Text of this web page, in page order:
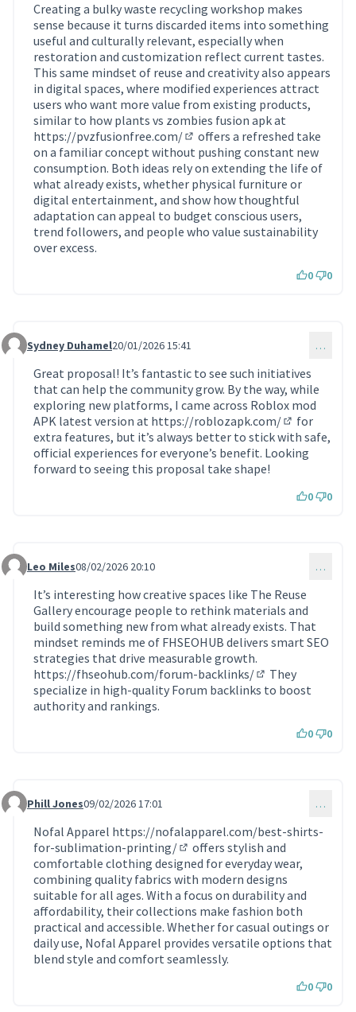
Creating a bulky waste recycling workshop makes
sense because it turns discarded items into something
useful and culturally relevant, especially when
restoration and customization reflect current tastes.
This same mindset of reuse and creativity also appears
in digital spaces, where modified experiences attract
users who want more value from existing products,
similar to how plants vs zombies fusion apk at
https://pvzfusionfree.com/
(Lien externe)
offers a refreshed take
on a familiar concept without pushing constant new
consumption. Both ideas rely on extending the life of
what already exists, whether physical furniture or
digital entertainment, and show how thoughtful
adaptation can appeal to budget conscious users,
trend followers, and people who value sustainability
over excess.
0 0
Commentaire 2100
Sydney Duhamel20/01/2026 15:41 …
Great proposal! It’s fantastic to see such initiatives
that can help the community grow. By the way, while
exploring new platforms, I came across Roblox mod
APK latest version at https://roblozapk.com/
(Lien
for
extra features, but it’s always better to stick with safe,
official experiences for everyone’s benefit. Looking
forward to seeing this proposal take shape!
0 0
Commentaire 2128
Leo Miles08/02/2026 20:10 …
It’s interesting how creative spaces like The Reuse
Gallery encourage people to rethink materials and
build something new from what already exists. That
mindset reminds me of FHSEOHUB delivers smart SEO
strategies that drive measurable growth.
https://fhseohub.com/forum-backlinks/
(Lien externe)
They
specialize in high-quality Forum backlinks to boost
authority and rankings.
0 0
Commentaire 2131
Phill Jones09/02/2026 17:01 …
Nofal Apparel https://nofalapparel.com/best-shirts-
for-sublimation-printing/
(Lien externe)
offers stylish and
comfortable clothing designed for everyday wear,
combining quality fabrics with modern designs
suitable for all ages. With a focus on durability and
affordability, their collections make fashion both
practical and accessible. Whether for casual outings or
daily use, Nofal Apparel provides versatile options that
blend style and comfort seamlessly.
0 0